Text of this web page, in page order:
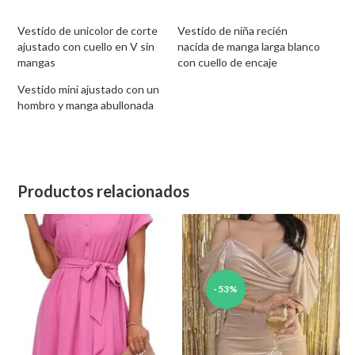
Vestido de unicolor de corte
ajustado con cuello en V sin
mangas
Vestido de niña recién
nacida de manga larga blanco
con cuello de encaje
Vestido mini ajustado con un
hombro y manga abullonada
Productos relacionados
-53%